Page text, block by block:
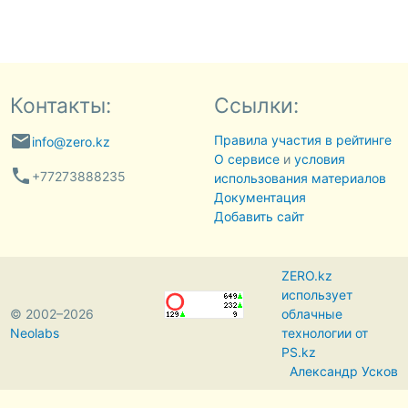
Контакты:
emailinfo@zero.kz
phone +77273888235
Ссылки:
Правила участия в рейтинге
О сервисеи условия
использования материалов
Документация
Добавить сайт
© 2002–2026
Neolabs
ZERO.kz
использует
облачные
технологии от
PS.kz
Александр Усков